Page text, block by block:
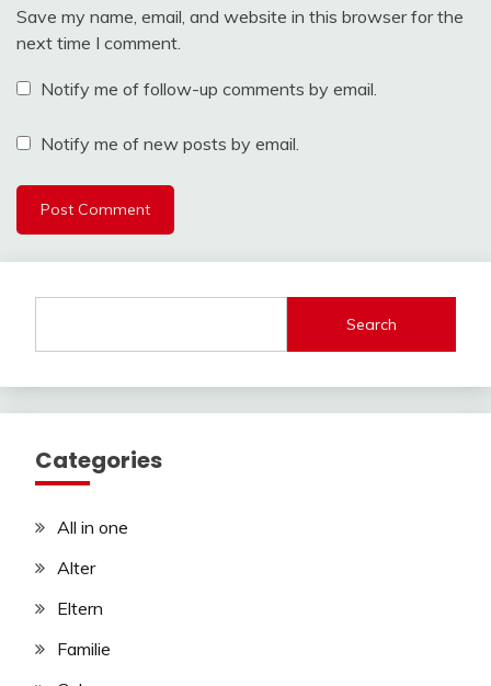
Save my name, email, and website in this browser for the
next time I comment.
Notify me of follow-up comments by email.
Notify me of new posts by email.
Search
Categories
All in one
Alter
Eltern
Familie